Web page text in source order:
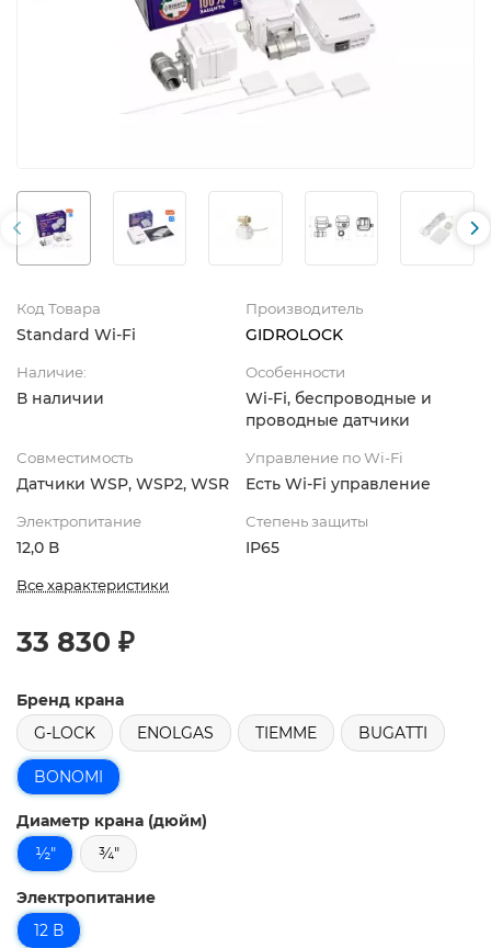
Код Товара
Standard Wi-Fi
Производитель
GIDROLOCK
Наличие:
В наличии
Особенности
Wi-Fi, беспроводные и
проводные датчики
Совместимость
Датчики WSP, WSP2, WSR
Управление по Wi-Fi
Есть Wi-Fi управление
Электропитание
12,0 В
Степень защиты
IP65
Все характеристики
33 830 ₽
Бренд крана
G-LOCK
ENOLGAS TIEMME BUGATTI
BONOMI
Диаметр крана (дюйм)
½"
¾"
Электропитание
12 В